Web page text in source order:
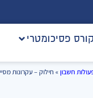
קורס פסיכומטרי
חשבון » חילוק – עקרונות